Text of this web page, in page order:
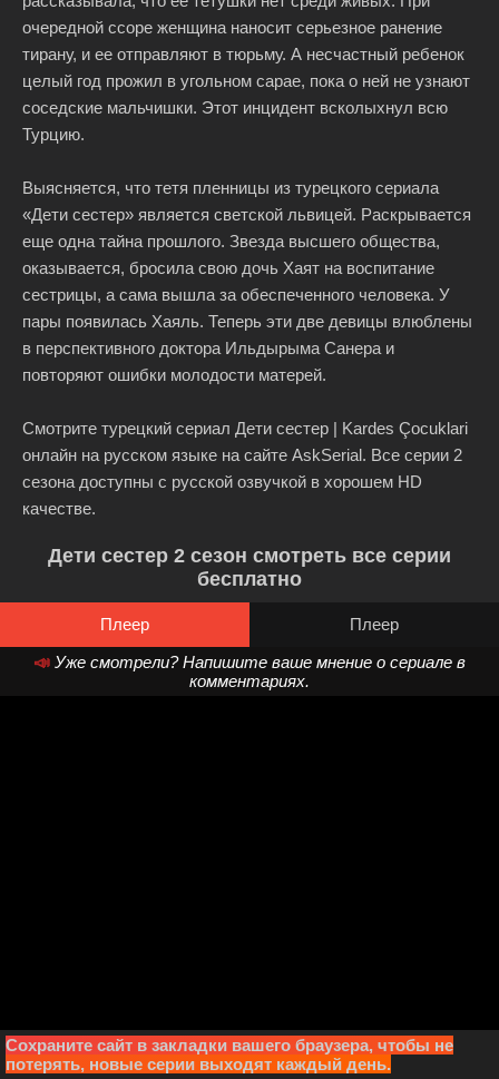
очередной ссоре женщина наносит серьезное ранение
тирану, и ее отправляют в тюрьму. А несчастный ребенок
целый год прожил в угольном сарае, пока о ней не узнают
соседские мальчишки. Этот инцидент всколыхнул всю
Турцию.
Выясняется, что тетя пленницы из турецкого сериала
«Дети сестер» является светской львицей. Раскрывается
еще одна тайна прошлого. Звезда высшего общества,
оказывается, бросила свою дочь Хаят на воспитание
сестрицы, а сама вышла за обеспеченного человека. У
пары появилась Хаяль. Теперь эти две девицы влюблены
в перспективного доктора Ильдырыма Санера и
повторяют ошибки молодости матерей.
Смотрите турецкий сериал Дети сестер | Kardes Çocuklari
онлайн на русском языке на сайте AskSerial. Все серии 2
сезона доступны с русской озвучкой в хорошем HD
качестве.
Дети сестер 2 сезон смотреть все серии
бесплатно
Плеер
Плеер
📣 Уже смотрели? Напишите ваше мнение о сериале в
комментариях.
Сохраните сайт в закладки вашего браузера, чтобы не
потерять, новые серии выходят каждый день.